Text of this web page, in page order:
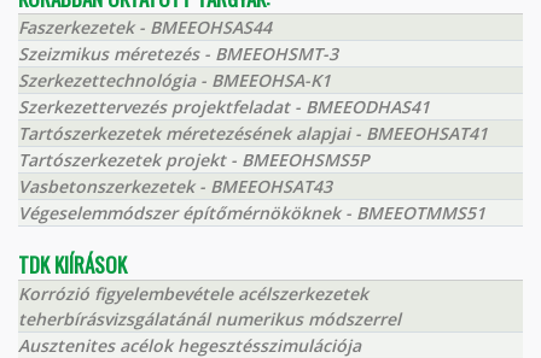
Faszerkezetek - BMEEOHSAS44
Szeizmikus méretezés - BMEEOHSMT-3
Szerkezettechnológia - BMEEOHSA-K1
Szerkezettervezés projektfeladat - BMEEODHAS41
Tartószerkezetek méretezésének alapjai - BMEEOHSAT41
Tartószerkezetek projekt - BMEEOHSMS5P
Vasbetonszerkezetek - BMEEOHSAT43
Végeselemmódszer építőmérnököknek - BMEEOTMMS51
TDK KIÍRÁSOK
Korrózió figyelembevétele acélszerkezetek
teherbírásvizsgálatánál numerikus módszerrel
Ausztenites acélok hegesztésszimulációja